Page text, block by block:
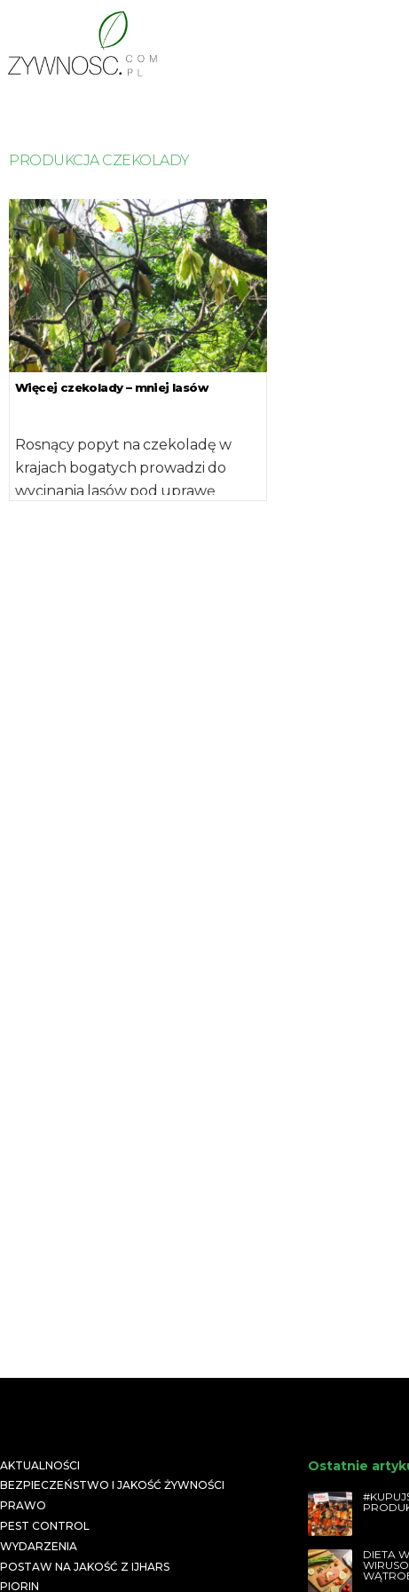
PRODUKCJA CZEKOLADY
Więcej czekolady – mniej lasów
Rosnący popyt na czekoladę w
krajach bogatych prowadzi do
wycinania lasów pod uprawę
AKTUALNOŚCI
BEZPIECZEŃSTWO I JAKOŚĆ ŻYWNOŚCI
PRAWO
PEST CONTROL
WYDARZENIA
POSTAW NA JAKOŚĆ Z IJHARS
PIORIN
Ostatnie
DIETA